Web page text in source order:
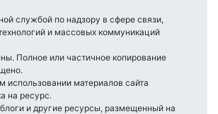
службой по надзору в сфере связи,
и массовых коммуникаций
Полное или частичное копирование
использовании материалов сайта
на ресурс.
и другие ресурсы, размещенный на